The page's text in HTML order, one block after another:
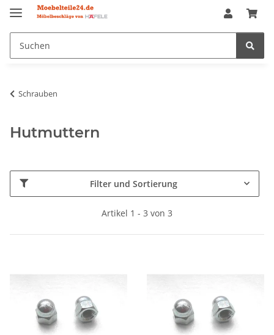
Schrauben
Hutmuttern
Filter und Sortierung
Artikel 1 - 3 von 3